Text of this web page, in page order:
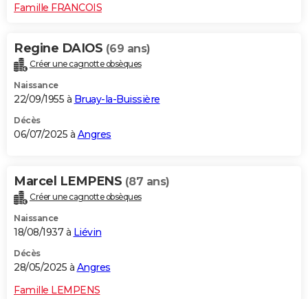
Famille FRANCOIS
Regine DAIOS (69 ans)
Créer une cagnotte obsèques
Naissance
22/09/1955 à Bruay-la-Buissière
Décès
06/07/2025 à Angres
Marcel LEMPENS (87 ans)
Créer une cagnotte obsèques
Naissance
18/08/1937 à Liévin
Décès
28/05/2025 à Angres
Famille LEMPENS